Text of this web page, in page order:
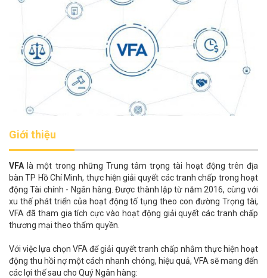
Giới thiệu
VFA là một trong những Trung tâm trọng tài hoạt động trên địa
bàn TP Hồ Chí Minh, thực hiện giải quyết các tranh chấp trong hoạt
động Tài chính - Ngân hàng. Được thành lập từ năm 2016, cùng với
xu thế phát triển của hoạt động tố tụng theo con đường Trọng tài,
VFA đã tham gia tích cực vào hoạt động giải quyết các tranh chấp
thương mại theo thẩm quyền.
Với việc lựa chọn VFA để giải quyết tranh chấp nhằm thực hiện hoạt
động thu hồi nợ một cách nhanh chóng, hiệu quả, VFA sẽ mang đến
các lợi thế sau cho Quý Ngân hàng: